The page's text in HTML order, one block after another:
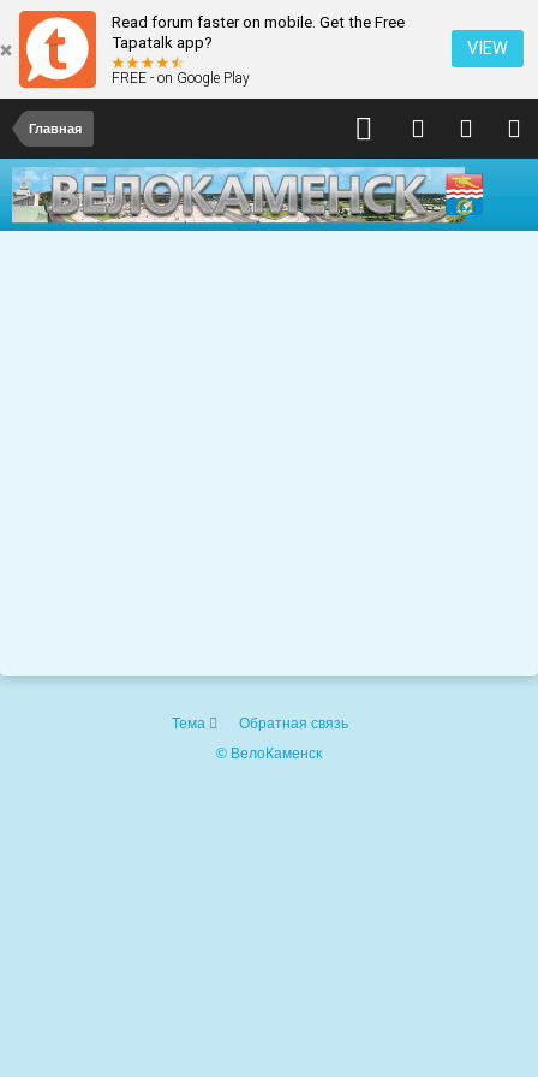
Read forum faster on mobile. Get the Free
Tapatalk app?
FREE - on Google Play
VIEW
Главная
Тема
Обратная связь
© ВелоКаменск